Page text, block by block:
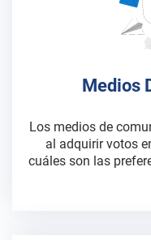
Medios
Los medios de
al adquirir votos
cuáles son las